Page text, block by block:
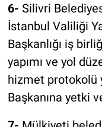
6- Silivri
İstanbul Valiliği
Başkanlığı iş
yapımı ve yol
hizmet protokolü
Başkanına yetki